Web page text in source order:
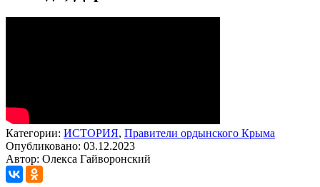
Категории: ИСТОРИЯ, Правители ордынского Крыма
Опубликовано: 03.12.2023
Автор: Олекса Гайворонский